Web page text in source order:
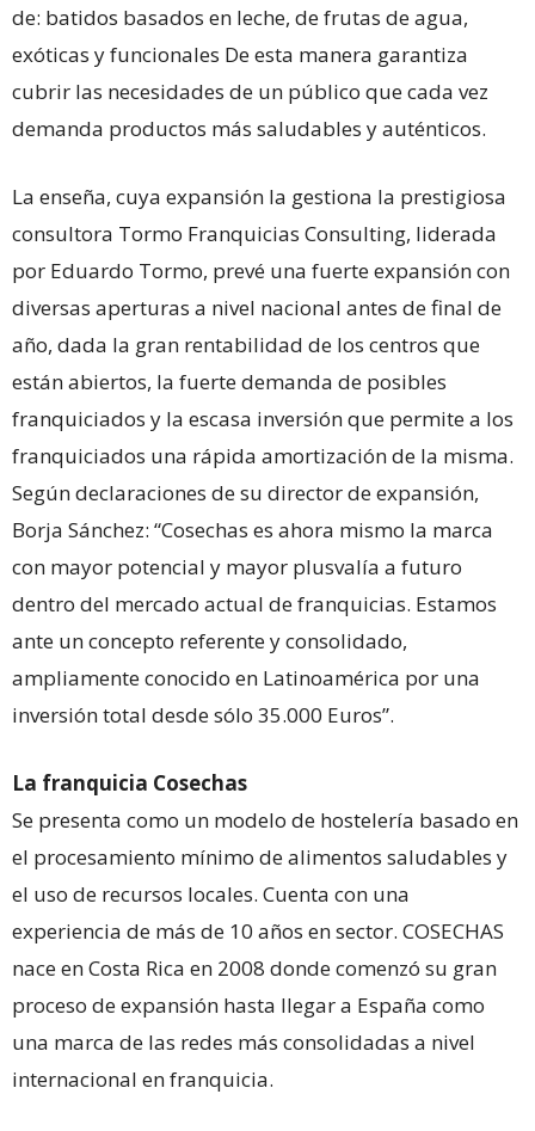
de: batidos basados en leche, de frutas de agua,
exóticas y funcionales De esta manera garantiza
cubrir las necesidades de un público que cada vez
demanda productos más saludables y auténticos.
La enseña, cuya expansión la gestiona la prestigiosa
consultora Tormo Franquicias Consulting, liderada
por Eduardo Tormo, prevé una fuerte expansión con
diversas aperturas a nivel nacional antes de final de
año, dada la gran rentabilidad de los centros que
están abiertos, la fuerte demanda de posibles
franquiciados y la escasa inversión que permite a los
franquiciados una rápida amortización de la misma.
Según declaraciones de su director de expansión,
Borja Sánchez: “Cosechas es ahora mismo la marca
con mayor potencial y mayor plusvalía a futuro
dentro del mercado actual de franquicias. Estamos
ante un concepto referente y consolidado,
ampliamente conocido en Latinoamérica por una
inversión total desde sólo 35.000 Euros”.
La franquicia Cosechas
Se presenta como un modelo de hostelería basado en
el procesamiento mínimo de alimentos saludables y
el uso de recursos locales. Cuenta con una
experiencia de más de 10 años en sector. COSECHAS
nace en Costa Rica en 2008 donde comenzó su gran
proceso de expansión hasta llegar a España como
una marca de las redes más consolidadas a nivel
internacional en franquicia.